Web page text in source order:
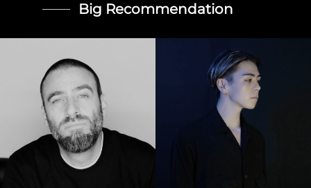
Big Recommendation